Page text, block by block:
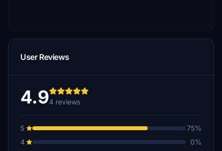
User Reviews
4.94 reviews
5
75%
4
0%